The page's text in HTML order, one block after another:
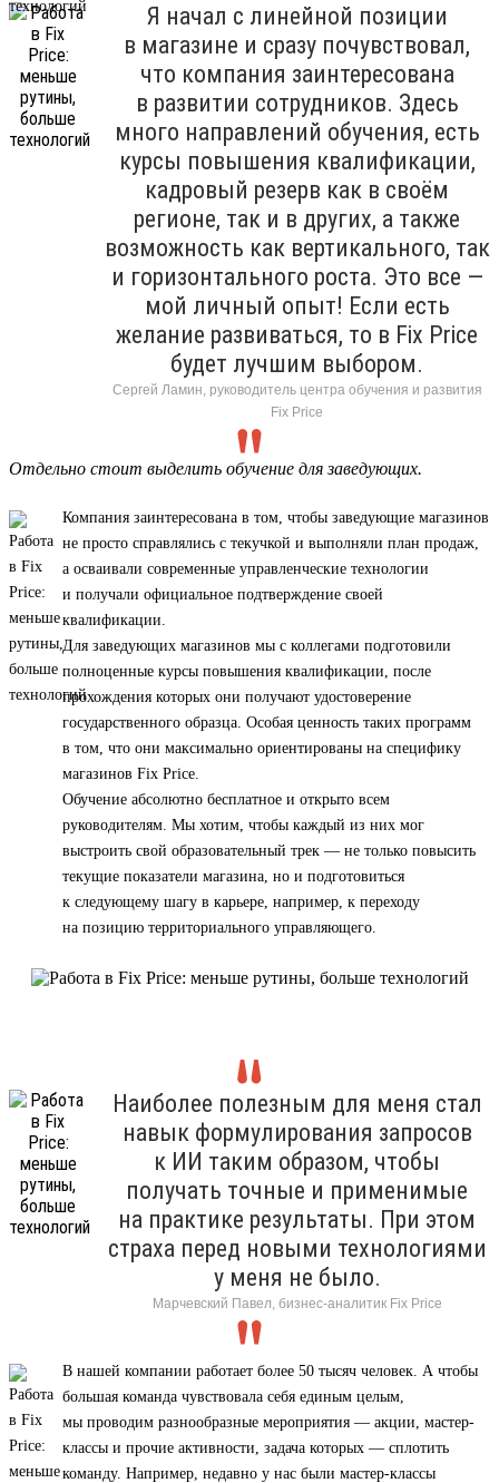
Я начал с линейной позиции
в магазине и сразу почувствовал,
что компания заинтересована
в развитии сотрудников. Здесь
много направлений обучения, есть
курсы повышения квалификации,
кадровый резерв как в своём
регионе, так и в других, а также
возможность как вертикального, так
и горизонтального роста. Это все —
мой личный опыт! Если есть
желание развиваться, то в Fix Price
будет лучшим выбором.
Сергей Ламин, руководитель центра обучения и развития
Fix Price
Отдельно стоит выделить обучение для заведующих.
Компания заинтересована в том, чтобы заведующие магазинов
не просто справлялись с текучкой и выполняли план продаж,
а осваивали современные управленческие технологии
и получали официальное подтверждение своей
квалификации.
Для заведующих магазинов мы с коллегами подготовили
полноценные курсы повышения квалификации, после
прохождения которых они получают удостоверение
государственного образца. Особая ценность таких программ
в том, что они максимально ориентированы на специфику
магазинов Fix Price.
Обучение абсолютно бесплатное и открыто всем
руководителям. Мы хотим, чтобы каждый из них мог
выстроить свой образовательный трек — не только повысить
текущие показатели магазина, но и подготовиться
к следующему шагу в карьере, например, к переходу
на позицию территориального управляющего.
Наиболее полезным для меня стал
навык формулирования запросов
к ИИ таким образом, чтобы
получать точные и применимые
на практике результаты. При этом
страха перед новыми технологиями
у меня не было.
Марчевский Павел, бизнес-аналитик Fix Price
В нашей компании работает более 50 тысяч человек. А чтобы
большая команда чувствовала себя единым целым,
мы проводим разнообразные мероприятия — акции, мастер-
классы и прочие активности, задача которых — сплотить
команду. Например, недавно у нас были мастер-классы